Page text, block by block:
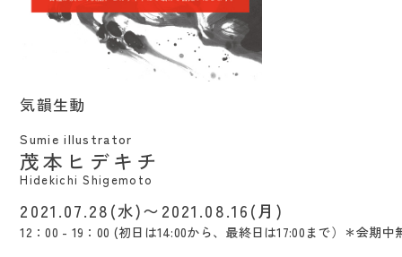
気韻生動
Sumie illustrator
茂本ヒデキチ
Hidekichi Shigemoto
2021.07.28(水)〜2021.08.16(月)
12：00 - 19：00 (初日は14:00から、最終日は17:00まで）＊会期中